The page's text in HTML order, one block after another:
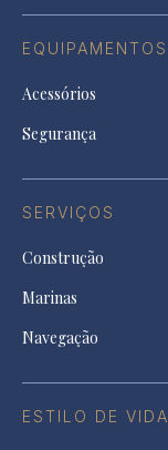
EQUIPAMENTOS
Acessórios
Segurança
SERVIÇOS
Construção
Marinas
Navegação
ESTILO DE VIDA